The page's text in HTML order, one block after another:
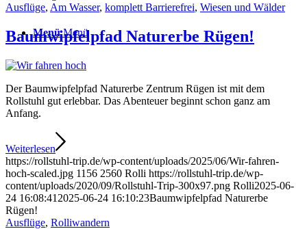
Menü Menü
Ausflüge, Am Wasser, komplett Barrierefrei, Wiesen und Wälder
Baumwipfelpfad Naturerbe Rügen!
Der Baumwipfelpfad Naturerbe Zentrum Rügen ist mit dem
Rollstuhl gut erlebbar. Das Abenteuer beginnt schon ganz am
Anfang.
Weiterlesen
https://rollstuhl-trip.de/wp-content/uploads/2025/06/Wir-fahren-
hoch-scaled.jpg 1156 2560 Rolli https://rollstuhl-trip.de/wp-
content/uploads/2020/09/Rollstuhl-Trip-300x97.png Rolli2025-06-
24 16:08:41 2025-06-24 16:10:23Baumwipfelpfad Naturerbe
Rügen!
Ausflüge, Rolliwandern